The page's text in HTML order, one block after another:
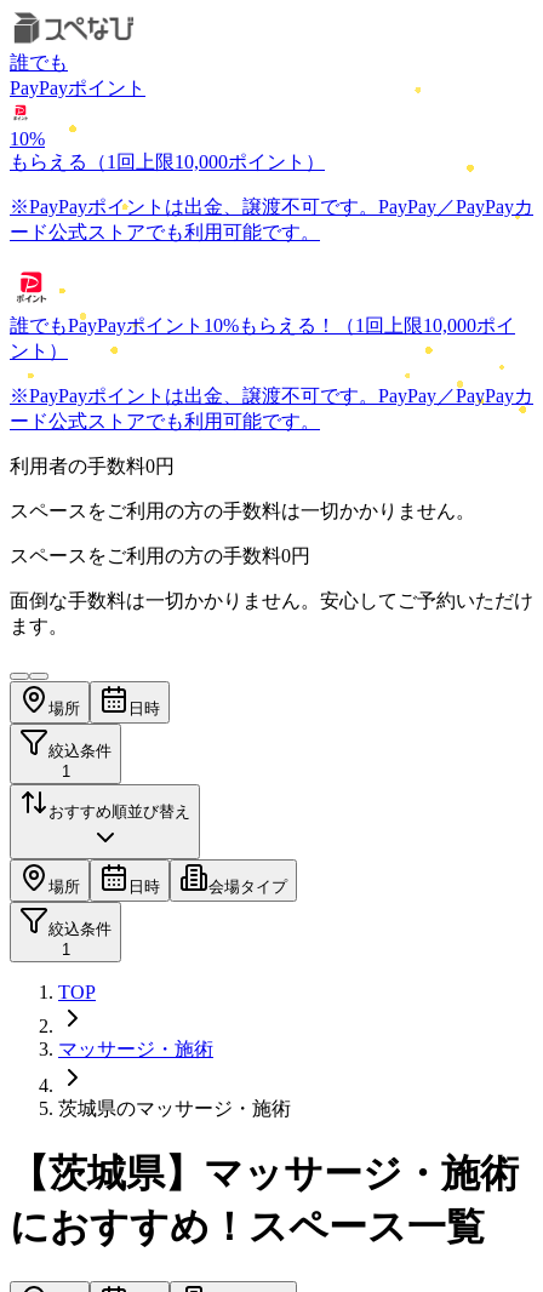
誰でも
PayPayポイント
10%
もらえる
（1回上限10,000ポイント）
※PayPayポイントは出金、譲渡不可です。PayPay／PayPayカ
ード公式ストアでも利用可能です。
誰でもPayPayポイント 10%もらえる！
（1回上限10,000ポイ
ント）
※PayPayポイントは出金、譲渡不可です。PayPay／PayPayカ
ード公式ストアでも利用可能です。
利用者の手数料0円
スペースをご利用の方の手数料は一切かかりません。
スペースをご利用の方の手数料0円
面倒な手数料は一切かかりません。安心してご予約いただけ
ます。
場所 日時
絞込条件
1
おすすめ順並び替え
場所 日時 会場タイプ
絞込条件
1
TOP
マッサージ・施術
茨城県のマッサージ・施術
【茨城県】マッサージ・施術
におすすめ！スペース一覧